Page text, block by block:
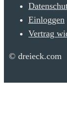
Einloggen
Vertrag
© dreieck.com